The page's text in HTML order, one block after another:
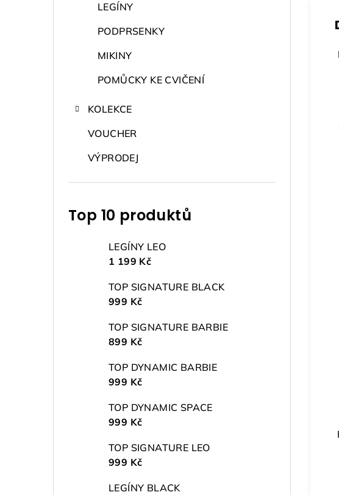
LEGÍNY
PODPRSENKY
MIKINY
POMŮCKY KE CVIČENÍ
KOLEKCE
VOUCHER
VÝPRODEJ
Top 10 produktů
LEGÍNY LEO
1 199 Kč
TOP SIGNATURE BLACK
999 Kč
TOP SIGNATURE BARBIE
899 Kč
TOP DYNAMIC BARBIE
999 Kč
TOP DYNAMIC SPACE
999 Kč
TOP SIGNATURE LEO
999 Kč
LEGÍNY BLACK